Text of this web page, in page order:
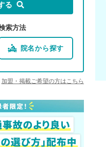
る
索方法
院名から探す
加盟・掲載ご希望の方はこちら